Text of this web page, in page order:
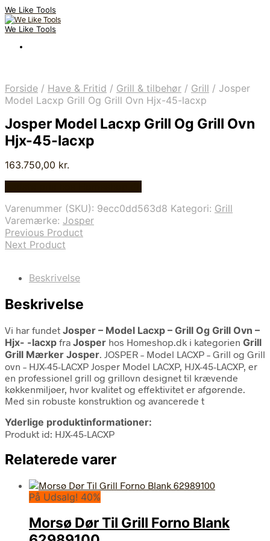
We Like Tools
We Like Tools
Forside / Have & Fritid / Grill & tilbehør / Grill / Josper
Model Lacxp Grill Og Grill Ovn Hjx-45-lacxp
Josper Model Lacxp Grill Og Grill Ovn
Hjx-45-lacxp
163.750,00 kr.
Varenummer (SKU): 9ecc0dd563d8 Kategori: Grill
Varemærke: Josper
Previous Product
Next Product
Beskrivelse
Beskrivelse
Vi har fundet Josper – Model Lacxp – Grill Og Grill Ovn –
Hjx- -lacxp fra Josper hos Homeshop.dk i kategorien Grill
Grill Mærker Josper. JOSPER – Model LACXP – Grill og Grill
ovn – HJX-45-LACXP Josper Model LACXP, HJX-45-LACXP, er
en professionel grill og grillovn designet til krævende
køkkenmiljøer, hvor kvalitet og effektivitet er afgørende.
Med sin robuste konstruktion og avancerede t
Yderlige produktinformationer:
Produkt id: HJX-45-LACXP
Relaterede varer
På Udsalg! 40%
Morsø Dør Til Grill Forno Blank